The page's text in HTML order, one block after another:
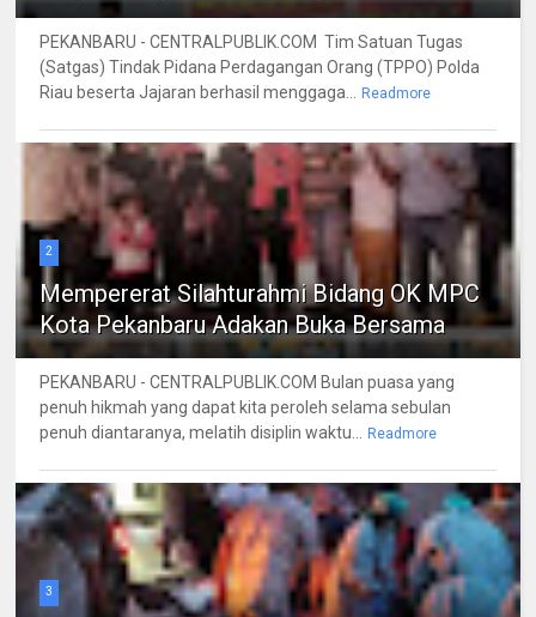
PEKANBARU - CENTRALPUBLIK.COM Tim Satuan Tugas
(Satgas) Tindak Pidana Perdagangan Orang (TPPO) Polda
Riau beserta Jajaran berhasil menggaga...
Readmore
2
Mempererat Silahturahmi Bidang OK MPC
Kota Pekanbaru Adakan Buka Bersama
PEKANBARU - CENTRALPUBLIK.COM Bulan puasa yang
penuh hikmah yang dapat kita peroleh selama sebulan
penuh diantaranya, melatih disiplin waktu...
Readmore
3